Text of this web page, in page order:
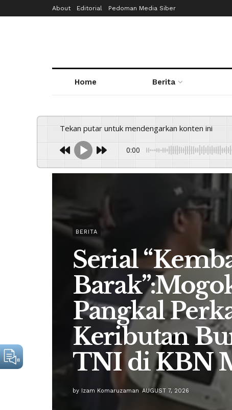
About Editorial Pedoman Media Siber
Home Berita
Tekan putar untuk mendengarkan konten ini
0:00
BERITA
Serial
Pangkal
Keributan
TNI di KBN
by Izam Komaruzaman AUGUST 7, 2026